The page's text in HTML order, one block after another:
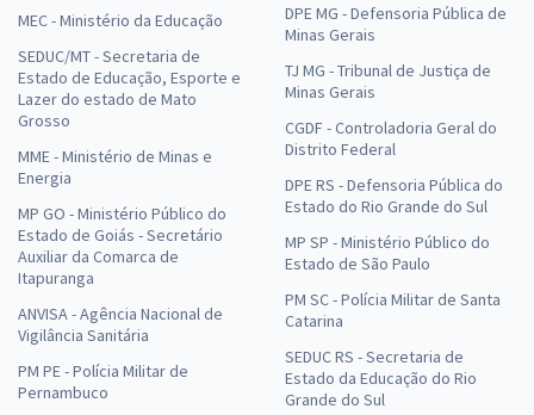
MEC - Ministério da Educação
SEDUC/MT - Secretaria de
Estado de Educação, Esporte e
Lazer do estado de Mato
Grosso
MME - Ministério de Minas e
Energia
MP GO - Ministério Público do
Estado de Goiás - Secretário
Auxiliar da Comarca de
Itapuranga
ANVISA - Agência Nacional de
Vigilância Sanitária
PM PE - Polícia Militar de
Pernambuco
DPE MG - Defensoria Pública de
Minas Gerais
TJ MG - Tribunal de Justiça de
Minas Gerais
CGDF - Controladoria Geral do
Distrito Federal
DPE RS - Defensoria Pública do
Estado do Rio Grande do Sul
MP SP - Ministério Público do
Estado de São Paulo
PM SC - Polícia Militar de Santa
Catarina
SEDUC RS - Secretaria de
Estado da Educação do Rio
Grande do Sul